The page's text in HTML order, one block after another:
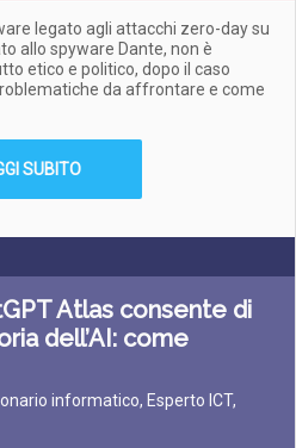
legato agli attacchi zero-day su
allo spyware Dante, non è
etico e politico, dopo il caso
da affrontare e come
SUBITO
Atlas consente di
dell’AI: come
informatico, Esperto ICT,